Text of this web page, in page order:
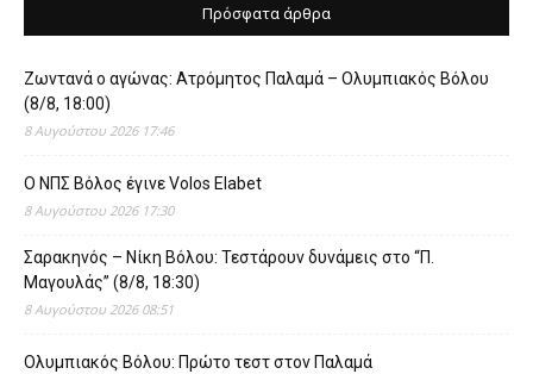
Πρόσφατα άρθρα
Ζωντανά ο αγώνας: Ατρόμητος Παλαμά – Ολυμπιακός Βόλου
(8/8, 18:00)
8 Αυγούστου 2026 17:46
O ΝΠΣ Βόλος έγινε Volos Elabet
8 Αυγούστου 2026 17:30
Σαρακηνός – Νίκη Βόλου: Τεστάρουν δυνάμεις στο “Π.
Μαγουλάς” (8/8, 18:30)
8 Αυγούστου 2026 08:51
Ολυμπιακός Βόλου: Πρώτο τεστ στον Παλαμά